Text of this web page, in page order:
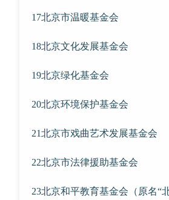
17北京市温暖基金会
18北京文化发展基金会
19北京绿化基金会
20北京环境保护基金会
21北京市戏曲艺术发展基金会
22北京市法律援助基金会
23北京和平教育基金会（原名“